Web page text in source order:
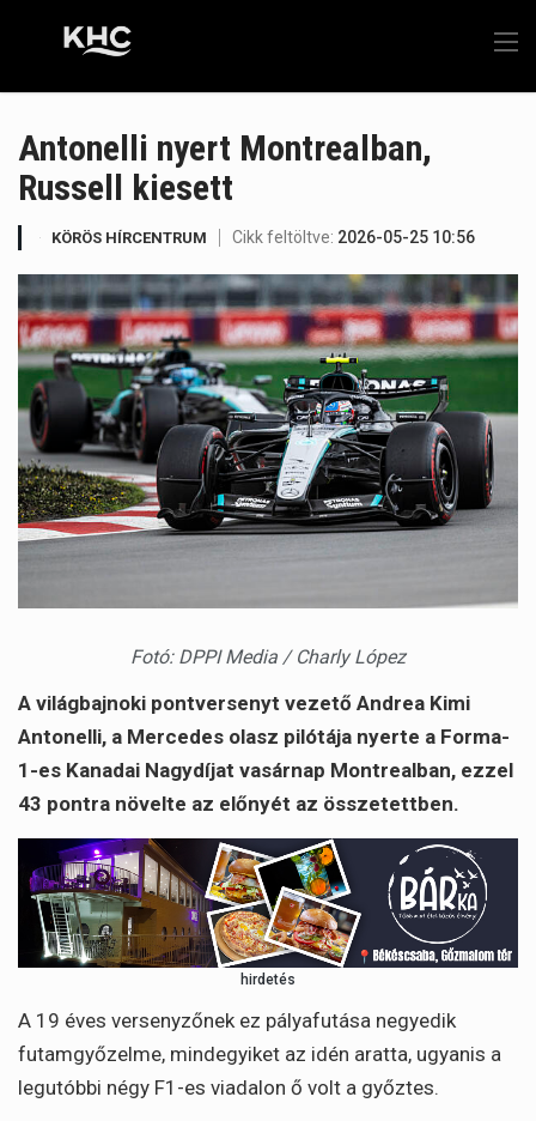
Antonelli nyert Montrealban,
Russell kiesett
KÖRÖS HÍRCENTRUM Cikk feltöltve: 2026-05-25 10:56
Fotó: DPPI Media / Charly López
A világbajnoki pontversenyt vezető Andrea Kimi
Antonelli, a Mercedes olasz pilótája nyerte a Forma-
1-es Kanadai Nagydíjat vasárnap Montrealban, ezzel
43 pontra növelte az előnyét az összetettben.
hirdetés
A 19 éves versenyzőnek ez pályafutása negyedik
futamgyőzelme, mindegyiket az idén aratta, ugyanis a
legutóbbi négy F1-es viadalon ő volt a győztes.